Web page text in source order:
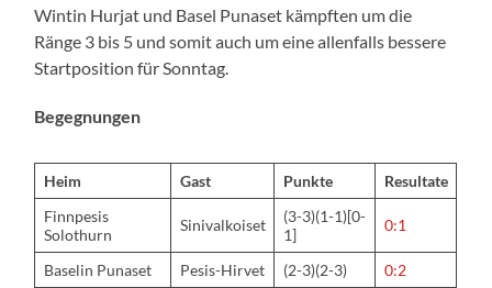
Wintin Hurjat und Basel Punaset kämpften um die
Ränge 3 bis 5 und somit auch um eine allenfalls bessere
Startposition für Sonntag.
Begegnungen
Heim Gast Punkte
Resultate
Finnpesis
Solothurn
Sinivalkoiset
(3-3)(1-1)[0-
1]
0:1
Baselin Punaset Pesis-Hirvet (2-3)(2-3) 0:2